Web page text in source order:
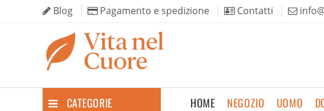
Blog Pagamento e spedizione Contatti
CATEGORIE HOME NEGOZIO UOMO